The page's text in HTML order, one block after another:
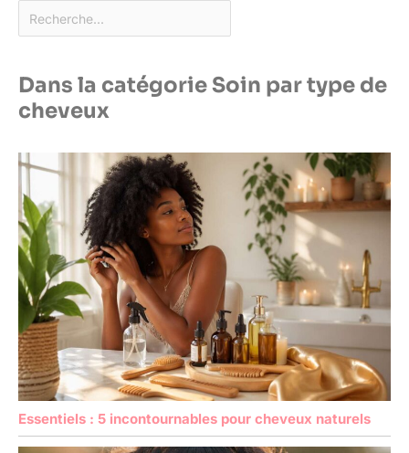
Dans la catégorie Soin par type de
cheveux
Essentiels : 5 incontournables pour cheveux naturels